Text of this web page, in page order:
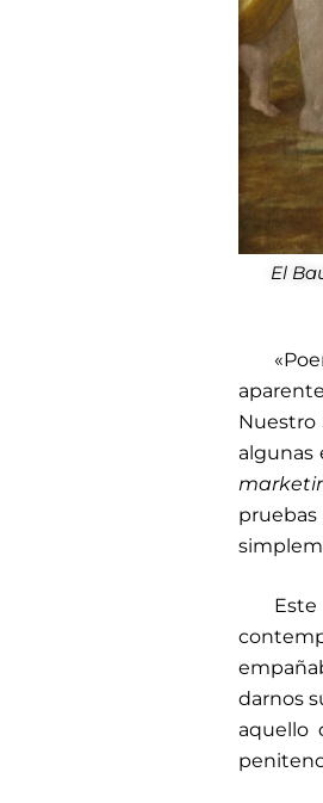
El
Nuestro
algunas
darnos
aquello